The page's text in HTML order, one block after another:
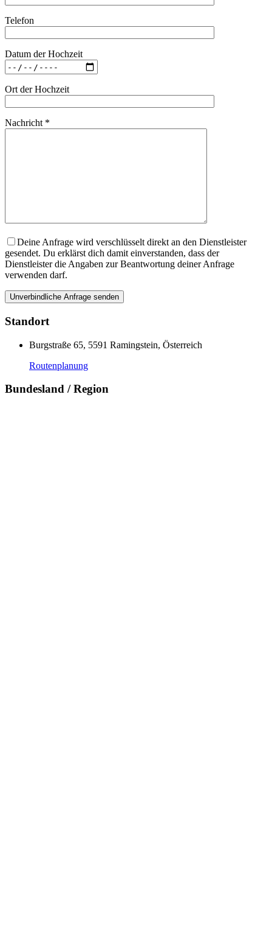
Telefon
Datum der Hochzeit
Ort der Hochzeit
Nachricht *
Deine Anfrage wird verschlüsselt direkt an den Dienstleister
gesendet. Du erklärst dich damit einverstanden, dass der
Dienstleister die Angaben zur Beantwortung deiner Anfrage
verwenden darf.
Standort
Burgstraße 65, 5591 Ramingstein, Österreich
Routenplanung
Bundesland / Region